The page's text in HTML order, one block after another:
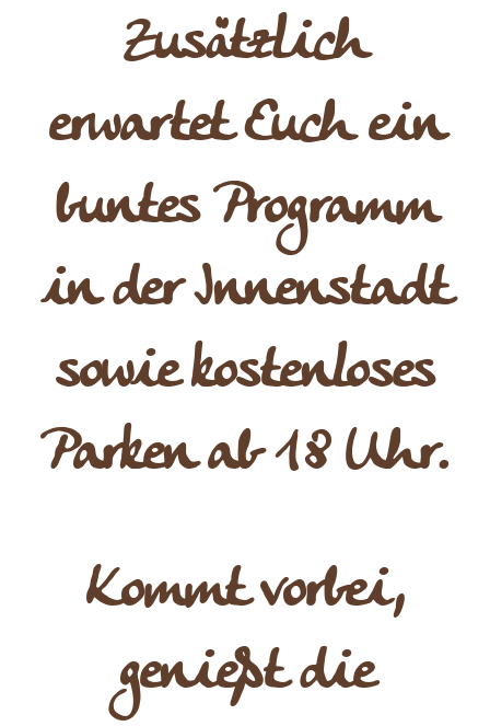
Zusätzlich
erwartet Euch ein
buntes Programm
in der Innenstadt
sowie kostenloses
Parken ab 18 Uhr.
Kommt vorbei,
genießt die